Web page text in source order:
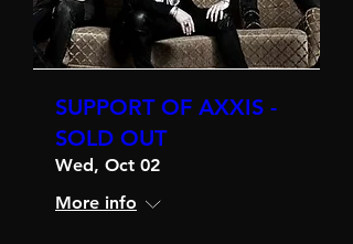
SUPPORT OF AXXIS -
SOLD OUT
Wed, Oct 02
More info